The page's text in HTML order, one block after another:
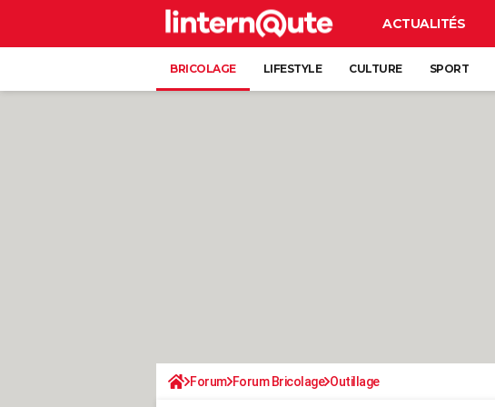
ACTUALITÉS
BRICOLAGE LIFESTYLE CULTURE SPORT
Forum Forum Bricolage Outillage